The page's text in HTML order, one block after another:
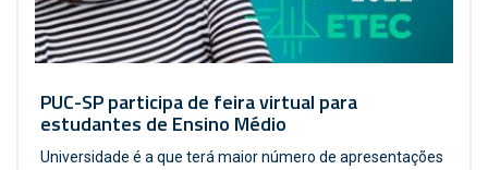
PUC-SP participa de feira virtual para
estudantes de Ensino Médio
Universidade é a que terá maior número de apresentações